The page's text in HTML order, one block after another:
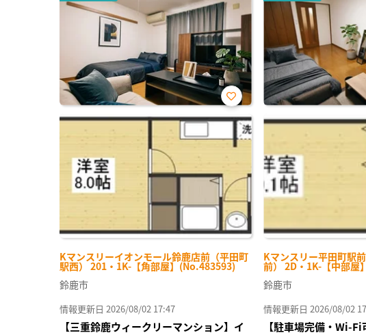
Kマンスリーイオンモール鈴鹿店前（平田町
駅西） 201・1K-【角部屋】(No.483593)
お気
に入
り登
録
鈴鹿市
情報更新日 2026/08/02 17:47
【三重鈴鹿ウィークリーマンション】イ
Kマンスリー平田町駅
前） 2D・1K-【中部屋
鈴鹿市
情報更新日 2026/08/02
【駐車場完備・Wi-